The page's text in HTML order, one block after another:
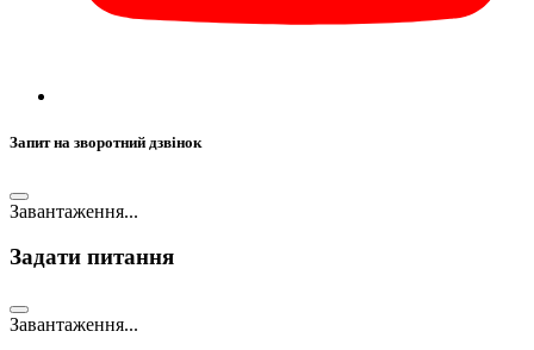
Запит на зворотний дзвінок
Завантаження...
Задати питання
Завантаження...